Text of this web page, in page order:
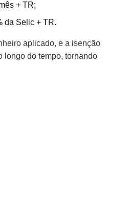
+ TR;
da Selic + TR.
aplicado, e a isenção
longo do tempo, tornando